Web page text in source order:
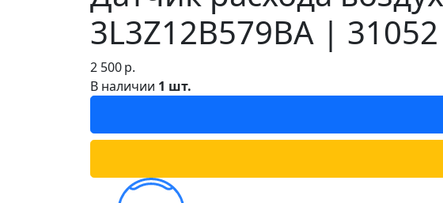
3L3Z12B579BA | 31052
2 500р.
В наличии 1 шт.